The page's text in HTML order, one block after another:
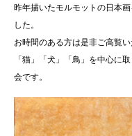
昨年描いたモルモットの日本
した。
お時間のある方は是非ご高覧い
「猫」「犬」「鳥」を中心に
会です。